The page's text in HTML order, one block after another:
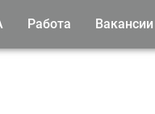
Работа